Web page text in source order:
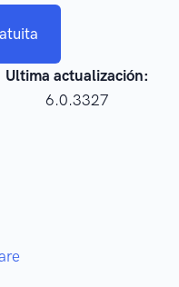
Ultima actualización:
6.0.3327